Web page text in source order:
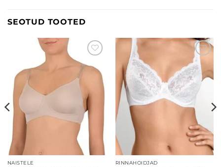
SEOTUD TOOTED
Lisa
soovinimekirja
NAISTELE
Lisa
soovinimekirja
RINNAHOIDJAD